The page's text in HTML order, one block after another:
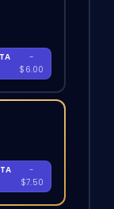
-
$6.00
-
$7.50